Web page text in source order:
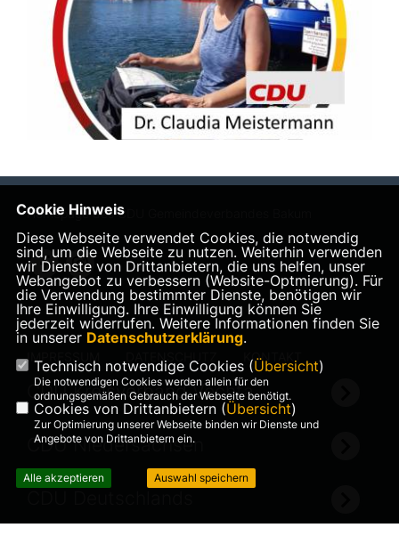
Homepage des CDU Gemeindeverbandes Bakum
IMPRESSUM KONTAKT
CDU Kreisverband Vechta
CDU Niedersachsen
Cookie Hinweis
Diese Webseite verwendet Cookies, die notwendig
sind, um die Webseite zu nutzen. Weiterhin verwenden
wir Dienste von Drittanbietern, die uns helfen, unser
Webangebot zu verbessern (Website-Optmierung). Für
die Verwendung bestimmter Dienste, benötigen wir
Ihre Einwilligung. Ihre Einwilligung können Sie
jederzeit widerrufen. Weitere Informationen finden Sie
in unserer Datenschutzerklärung.
Technisch notwendige Cookies (Übersicht)
Die notwendigen Cookies werden allein für den
ordnungsgemäßen Gebrauch der Webseite benötigt.
Cookies von Drittanbietern (Übersicht)
Zur Optimierung unserer Webseite binden wir Dienste und
Angebote von Drittanbietern ein.
Alle akzeptieren Auswahl speichern